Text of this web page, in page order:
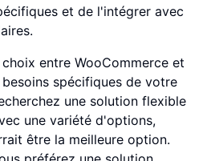
et de l'intégrer avec
entre WooCommerce et
spécifiques de votre
une solution flexible
une variété d'options,
être la meilleure option.